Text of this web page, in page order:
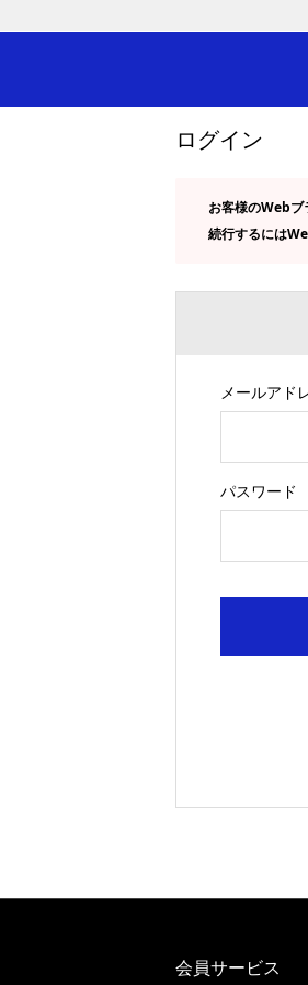
ログイン
お客様のWebブ
続行するには
メールアド
パスワード
会員サービス